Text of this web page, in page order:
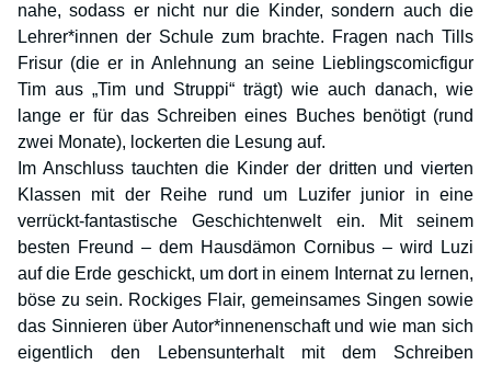
nahe, sodass er nicht nur die Kinder, sondern auch die
Lehrer*innen der Schule zum brachte. Fragen nach Tills
Frisur (die er in Anlehnung an seine Lieblingscomicfigur
Tim aus „Tim und Struppi“ trägt) wie auch danach, wie
lange er für das Schreiben eines Buches benötigt (rund
zwei Monate), lockerten die Lesung auf.
Im Anschluss tauchten die Kinder der dritten und vierten
Klassen mit der Reihe rund um Luzifer junior in eine
verrückt-fantastische Geschichtenwelt ein. Mit seinem
besten Freund – dem Hausdämon Cornibus – wird Luzi
auf die Erde geschickt, um dort in einem Internat zu lernen,
böse zu sein. Rockiges Flair, gemeinsames Singen sowie
das Sinnieren über Autor*innenenschaft und wie man sich
eigentlich den Lebensunterhalt mit dem Schreiben